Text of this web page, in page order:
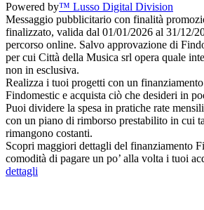
Powered by™ Lusso Digital Division
Messaggio pubblicitario con finalità
finalizzato, valida dal 01/01/2026 al 31/12/
percorso online. Salvo approvazione di
per cui Città della Musica srl opera quale
non in esclusiva.
Realizza i tuoi progetti con un
Findomestic e acquista ciò che desideri in
Puoi dividere la spesa in pratiche rate
con un piano di rimborso prestabilito in cui
rimangono costanti.
Scopri maggiori dettagli del finanziamento
comodità di pagare un po’ alla volta i tuoi
dettagli